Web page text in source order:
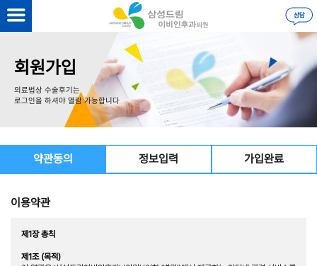
회원가입
의료법상 수술후기는
로그인을 하셔야 열람 가능합니다
약관동의 정보입력 가입완료
이용약관
제1장 총칙
제1조 (목적)